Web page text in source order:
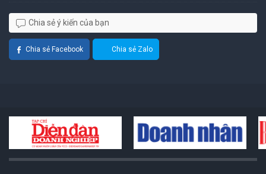
Chia sẻ ý kiến của bạn
Chia sẻ Facebook Chia sẻ Zalo